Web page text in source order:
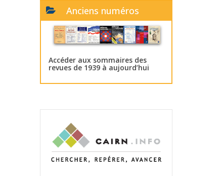
Anciens numéros
Accéder aux sommaires des
revues de 1939 à aujourd’hui